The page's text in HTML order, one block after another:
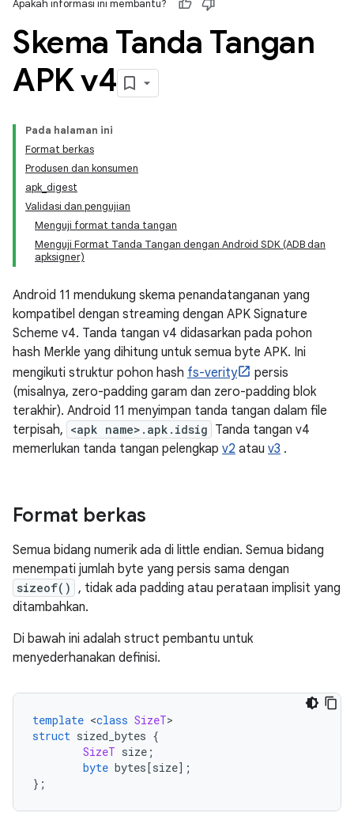
Apakah informasi ini membantu?
Skema Tanda Tangan
APK v4
Pada halaman ini
Format berkas
Produsen dan konsumen
apk_digest
Validasi dan pengujian
Menguji format tanda tangan
Menguji Format Tanda Tangan dengan Android SDK (ADB dan
apksigner)
Android 11 mendukung skema penandatanganan yang
kompatibel dengan streaming dengan APK Signature
Scheme v4. Tanda tangan v4 didasarkan pada pohon
hash Merkle yang dihitung untuk semua byte APK. Ini
mengikuti struktur pohon hash fs-verity
persis
(misalnya, zero-padding garam dan zero-padding blok
terakhir). Android 11 menyimpan tanda tangan dalam file
terpisah, <apk name>.apk.idsig Tanda tangan v4
memerlukan tanda tangan pelengkap v2 atau v3 .
Format berkas
Semua bidang numerik ada di little endian. Semua bidang
menempati jumlah byte yang persis sama dengan
sizeof() , tidak ada padding atau perataan implisit yang
ditambahkan.
Di bawah ini adalah struct pembantu untuk
menyederhanakan definisi.
template <class SizeT>
struct sized_bytes {
SizeT size ;
byte bytes[size];
};